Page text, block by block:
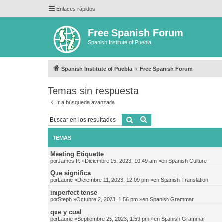
Enlaces rápidos
Free Spanish Forum
Spanish Institute of Puebla
Spanish Institute of Puebla Free Spanish Forum
Temas sin respuesta
Ir a búsqueda avanzada
Buscar
TEMAS
Meeting Etiquette
porJames P. »Diciembre 15, 2023, 10:49 am »en Spanish Culture
Que significa
porLaurie »Diciembre 11, 2023, 12:09 pm »en Spanish Translation
imperfect tense
porSteph »Octubre 2, 2023, 1:56 pm »en Spanish Grammar
que y cual
porLaurie »Septiembre 25, 2023, 1:59 pm »en Spanish Grammar